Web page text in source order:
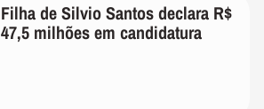
Filha de Silvio Santos declara R$
47,5 milhões em candidatura